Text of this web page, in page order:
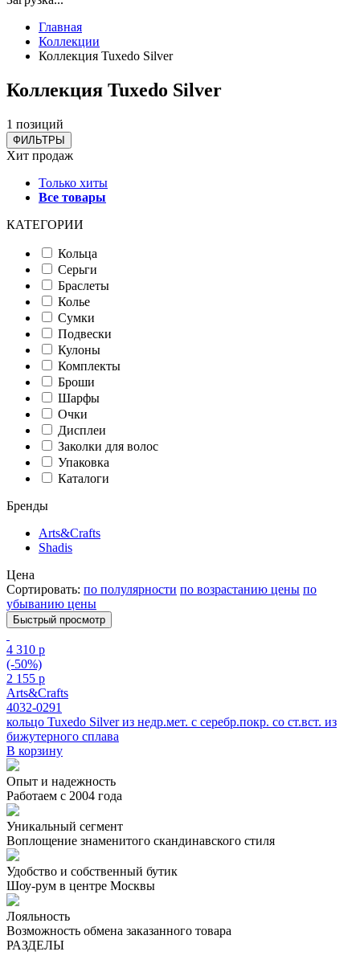
Главная
Коллекции
Коллекция Tuxedo Silver
Коллекция Tuxedo Silver
1 позиций
ФИЛЬТРЫ
Хит продаж
Только хиты
Все товары
КАТЕГОРИИ
Кольца
Серьги
Браслеты
Колье
Сумки
Подвески
Кулоны
Комплекты
Броши
Шарфы
Очки
Дисплеи
Заколки для волос
Упаковка
Каталоги
Бренды
Arts&Crafts
Shadis
Цена
Сортировать: по полулярности по возрастанию цены по
убыванию цены
Быстрый просмотр
4 310 р
(-50%)
2 155 р
Arts&Crafts
4032-0291
кольцо Tuxedo Silver из недр.мет. с серебр.покр. со ст.вст. из
бижутерного сплава
В корзину
Опыт и надежность
Работаем с 2004 года
Уникальный сегмент
Воплощение знаменитого скандинавского стиля
Удобство и собственный бутик
Шоу-рум в центре Москвы
Лояльность
Возможность обмена заказанного товара
РАЗДЕЛЫ